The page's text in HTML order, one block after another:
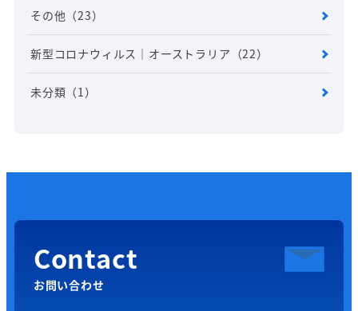
その他 （23）
新型コロナウィルス｜オーストラリア （22）
未分類 （1）
Contact
お問い合わせ